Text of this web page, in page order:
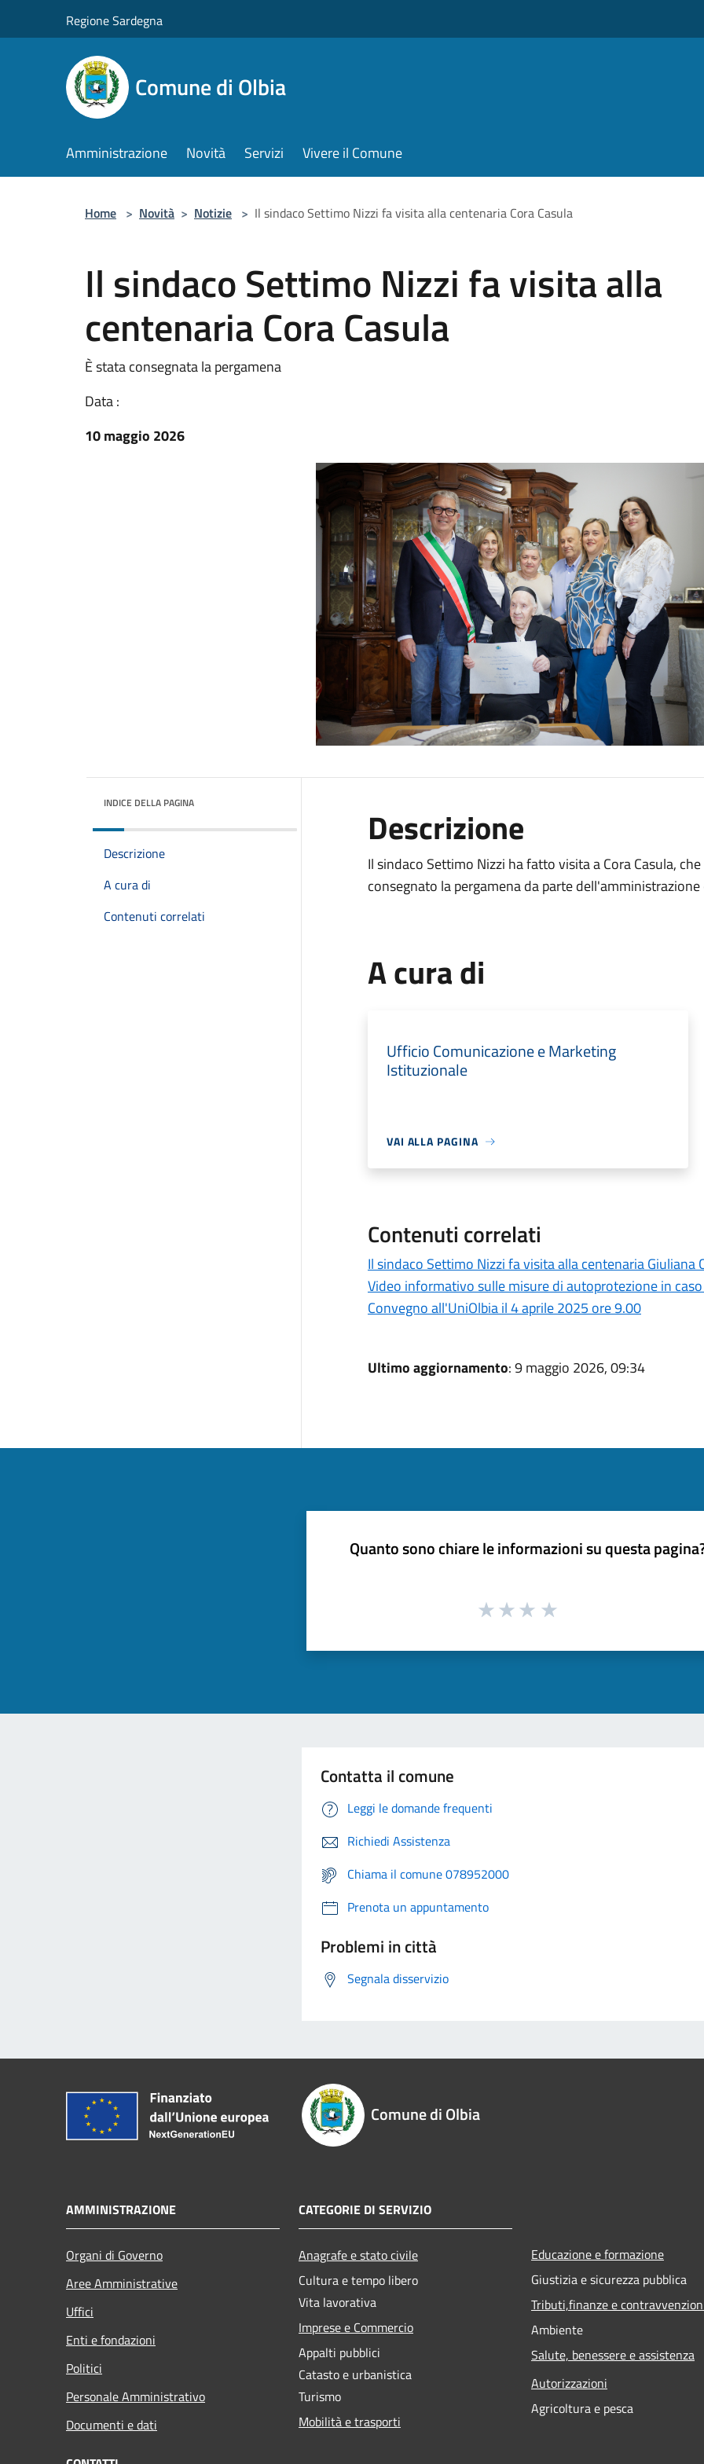
Regione Sardegna
Comune di Olbia
Amministrazione Novità Servizi Vivere il Comune
Home > Novità > Notizie > Il sindaco Settimo Nizzi fa visita alla centenaria Cora Casula
Il sindaco Settimo Nizzi fa visita alla
centenaria Cora Casula
È stata consegnata la pergamena
Data :
10 maggio 2026
INDICE DELLA PAGINA
Descrizione
A cura di
Contenuti correlati
Descrizione
Il sindaco Settimo Nizzi ha fatto visita a Cora Casula,
consegnato la pergamena da parte
A cura di
Ufficio Comunicazione e Marketing
Istituzionale
VAI ALLA PAGINA
Contenuti correlati
Il sindaco Settimo Nizzi fa visita alla centenaria Giuliana
Video informativo sulle misure di autoprotezione in
Convegno all'UniOlbia il 4 aprile 2025 ore 9.00
Ultimo aggiornamento: 9 maggio 2026, 09:34
Quanto sono chiare le informazioni su questa
Contatta il comune
Leggi le domande frequenti
Richiedi Assistenza
Chiama il comune 078952000
Prenota un appuntamento
Problemi in città
Segnala disservizio
Comune di Olbia
AMMINISTRAZIONE
Organi di Governo
Aree Amministrative
Uffici
Enti e fondazioni
Politici
Personale Amministrativo
Documenti e dati
CATEGORIE DI SERVIZIO
Anagrafe e stato civile
Cultura e tempo libero
Vita lavorativa
Imprese e Commercio
Appalti pubblici
Catasto e urbanistica
Turismo
Mobilità e trasporti
Educazione e formazione
Giustizia e sicurezza pubblica
Tributi,finanze e
Ambiente
Salute, benessere e assistenza
Autorizzazioni
Agricoltura e pesca